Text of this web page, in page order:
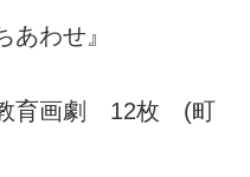
あわせ』
育画劇 12枚 (町